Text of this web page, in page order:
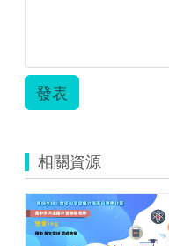
發表
相關資源